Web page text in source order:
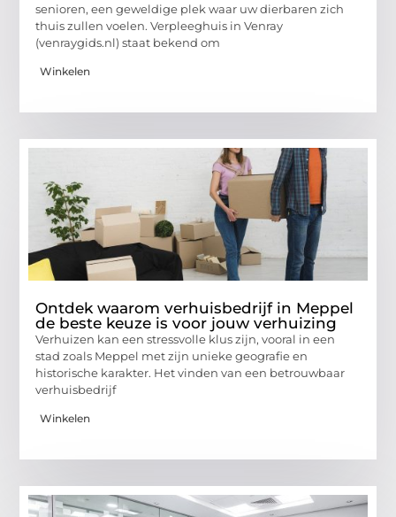
senioren, een geweldige plek waar uw dierbaren zich
thuis zullen voelen. Verpleeghuis in Venray
(venraygids.nl) staat bekend om
Winkelen
Ontdek waarom verhuisbedrijf in Meppel
de beste keuze is voor jouw verhuizing
Verhuizen kan een stressvolle klus zijn, vooral in een
stad zoals Meppel met zijn unieke geografie en
historische karakter. Het vinden van een betrouwbaar
verhuisbedrijf
Winkelen